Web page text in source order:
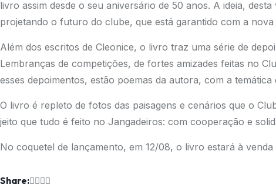
livro assim desde o seu aniversário de 50 anos. A ideia,
projetando o futuro do clube, que está garantido com a nova
Além dos escritos de Cleonice, o livro traz uma série de
Lembranças de competições, de fortes amizades feitas no
esses depoimentos, estão poemas da autora, com a temática
O livro é repleto de fotos das paisagens e cenários que o
jeito que tudo é feito no Jangadeiros: com cooperação e
No coquetel de lançamento, em 12/08, o livro estará à
Share: